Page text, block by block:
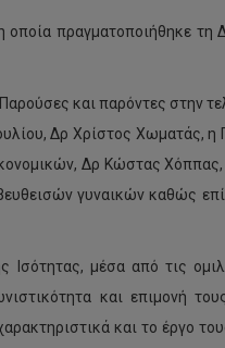
οποία πραγματοποιήθηκε τη
και παρόντες στην
Δρ Χρίστος Χωματάς, η
Δρ Κώστας
γυναικών καθώς
μέσα από τις
και επιμονή
και το έργο